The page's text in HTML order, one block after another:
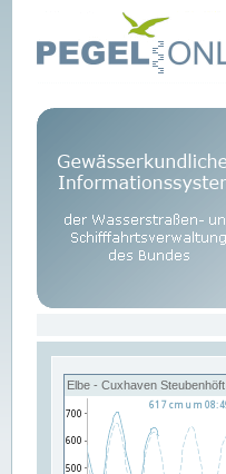
Elbe - Cuxhaven Steubenhöft